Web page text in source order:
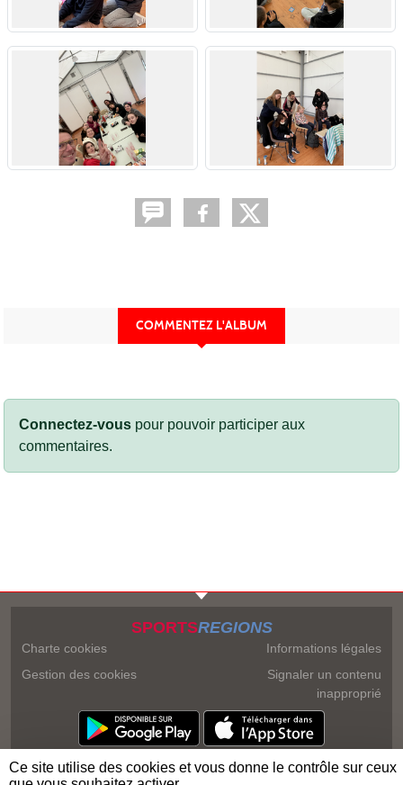
COMMENTEZ L'ALBUM
Connectez-vous pour pouvoir participer aux
commentaires.
SPORTSREGIONS
Charte cookies
Gestion des cookies
Informations légales
Signaler un contenu
inapproprié
Ce site utilise des cookies et vous donne le contrôle sur ceux